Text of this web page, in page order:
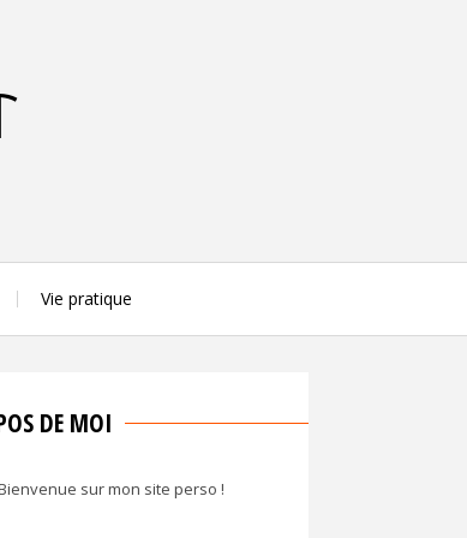
Vie pratique
DE MOI
sur mon site perso !